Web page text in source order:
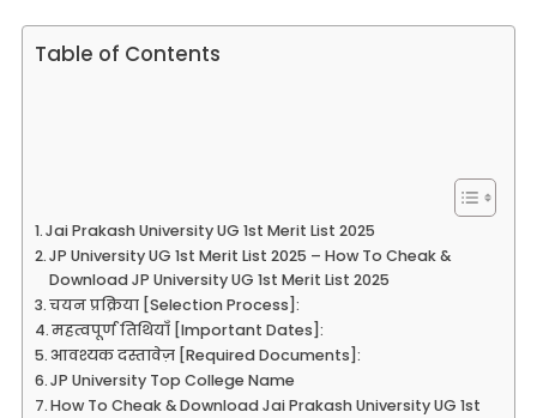
Download
Table of Contents
Jai Prakash University UG 1st Merit List 2025
JP University UG 1st Merit List 2025 – How To Cheak &
Download JP University UG 1st Merit List 2025
चयन प्रक्रिया [Selection Process]:
महत्वपूर्ण तिथियाँ [Important Dates]:
आवश्यक दस्तावेज़ [Required Documents]:
JP University Top College Name
How To Cheak & Download Jai Prakash University UG 1st